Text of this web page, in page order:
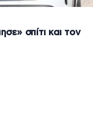
σπίτι και τον